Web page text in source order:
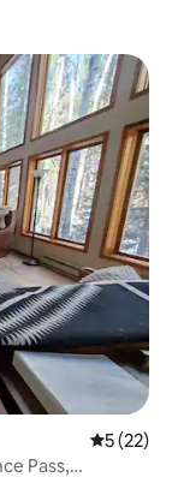
5 de uma
5 (22)
Pass,